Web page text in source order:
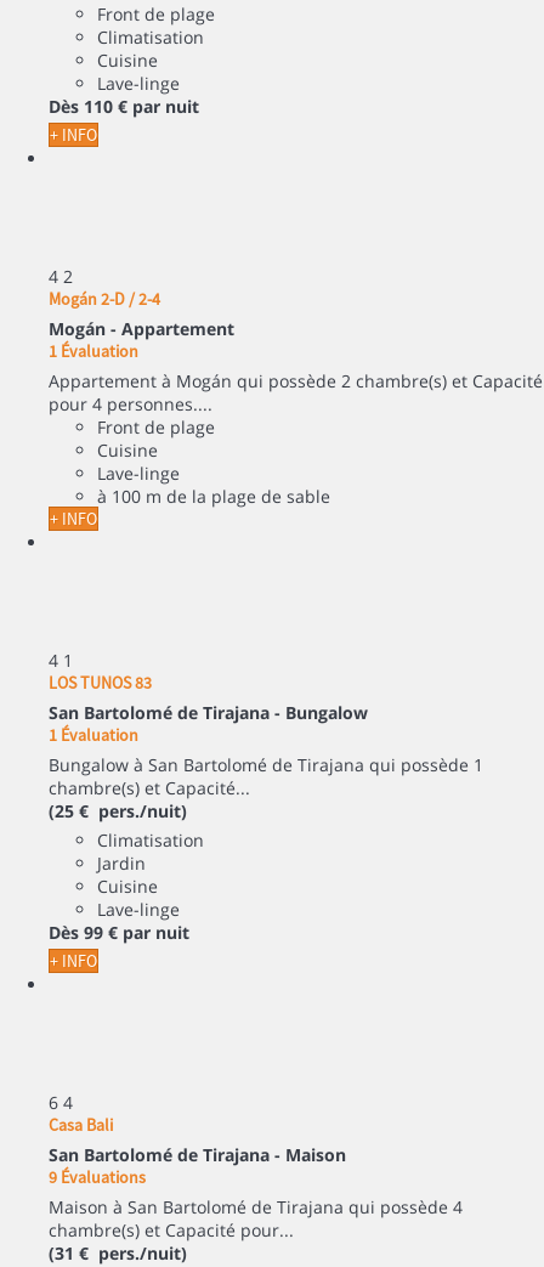
Front de plage
Climatisation
Cuisine
Lave-linge
Dès 110 € par nuit
+ INFO
4 2
Mogán 2-D / 2-4
Mogán - Appartement
1 Évaluation
Appartement à Mogán qui possède 2 chambre(s) et Capacité
pour 4 personnes....
Front de plage
Cuisine
Lave-linge
à 100 m de la plage de sable
+ INFO
4 1
LOS TUNOS 83
San Bartolomé de Tirajana - Bungalow
1 Évaluation
Bungalow à San Bartolomé de Tirajana qui possède 1
chambre(s) et Capacité...
(25 € pers./nuit)
Climatisation
Jardin
Cuisine
Lave-linge
Dès 99 € par nuit
+ INFO
6 4
Casa Bali
San Bartolomé de Tirajana - Maison
9 Évaluations
Maison à San Bartolomé de Tirajana qui possède 4
chambre(s) et Capacité pour...
(31 € pers./nuit)